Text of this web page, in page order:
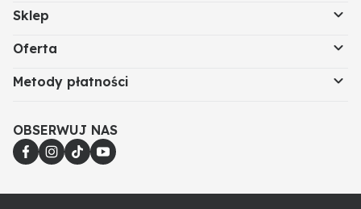
Sklep
Oferta
Metody płatności
OBSERWUJ NAS